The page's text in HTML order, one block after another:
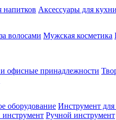
напитков Аксессуары для кухни
волосами Мужская косметика
офисные принадлежности
оборудование Инструмент для
Ручной инструмент